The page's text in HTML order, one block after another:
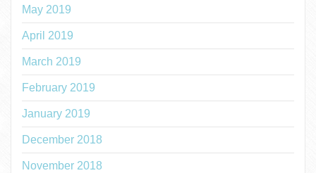
May 2019
April 2019
March 2019
February 2019
January 2019
December 2018
November 2018